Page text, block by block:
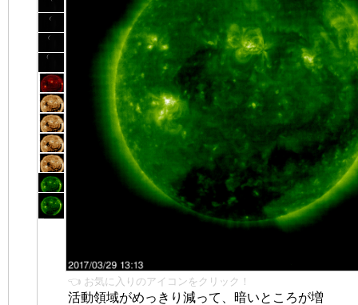
👈 お気に入りのアイコンをクリック！
活動領域がめっきり減って、暗いところが増